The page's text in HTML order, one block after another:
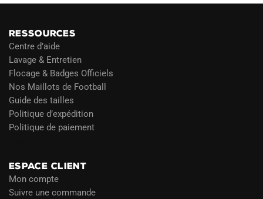
RESSOURCES
Centre d’aide
Lavage & Entretien
Flocage & Badges Officiels
Nos Maillots de Football
Guide des tailles
Politique d’expédition
Politique de paiement
ESPACE CLIENT
Mon compte
Suivre une commande